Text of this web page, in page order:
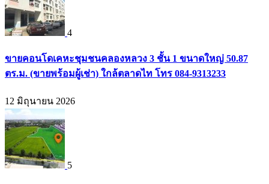
4
ขายคอนโดเคหะชุมชนคลองหลวง 3 ชั้น 1 ขนาดใหญ่ 50.87
ตร.ม. (ขายพร้อมผู้เช่า) ใกล้ตลาดไท โทร 084-9313233
12 มิถุนายน 2026
5